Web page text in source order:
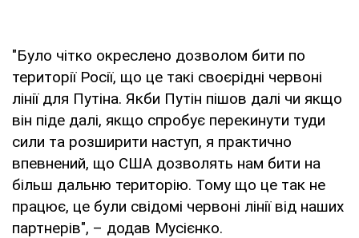
"Було чітко окреслено дозволом бити по
території Росії, що це такі своєрідні червоні
лінії для Путіна. Якби Путін пішов далі чи якщо
він піде далі, якщо спробує перекинути туди
сили та розширити наступ, я практично
впевнений, що США дозволять нам бити на
більш дальню територію. Тому що це так не
працює, це були свідомі червоні лінії від наших
партнерів", – додав Мусієнко.